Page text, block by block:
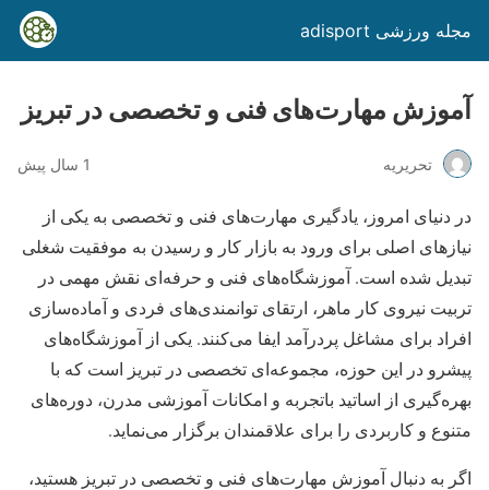
مجله ورزشی adisport
آموزش مهارت‌های فنی و تخصصی در تبریز
تحریریه 1 سال پیش
در دنیای امروز، یادگیری مهارت‌های فنی و تخصصی به یکی از
نیازهای اصلی برای ورود به بازار کار و رسیدن به موفقیت شغلی
تبدیل شده است. آموزشگاه‌های فنی و حرفه‌ای نقش مهمی در
تربیت نیروی کار ماهر، ارتقای توانمندی‌های فردی و آماده‌سازی
افراد برای مشاغل پردرآمد ایفا می‌کنند. یکی از آموزشگاه‌های
پیشرو در این حوزه، مجموعه‌ای تخصصی در تبریز است که با
بهره‌گیری از اساتید باتجربه و امکانات آموزشی مدرن، دوره‌های
متنوع و کاربردی را برای علاقمندان برگزار می‌نماید.
اگر به دنبال آموزش مهارت‌های فنی و تخصصی در تبریز هستید،